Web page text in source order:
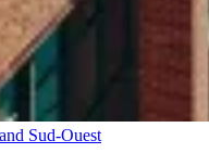
Sud-Ouest